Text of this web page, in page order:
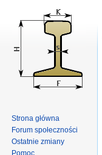
Strona główna
Forum społeczności
Ostatnie zmiany
Pomoc